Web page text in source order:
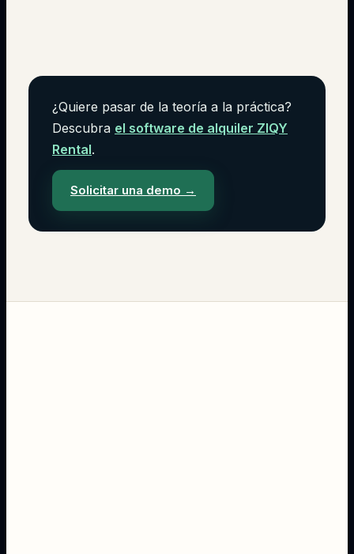
¿Quiere pasar de la teoría a la práctica?
Descubra el software de alquiler ZIQY
Rental.
Solicitar una demo →